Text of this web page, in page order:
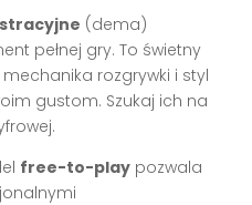
(dema)
pełnej gry. To świetny
rozgrywki i styl
gustom. Szukaj ich na
free-to-play pozwala